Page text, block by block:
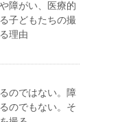
障がい、医療的
子どもたちの撮
理由
のではない。障
のでもない。そ